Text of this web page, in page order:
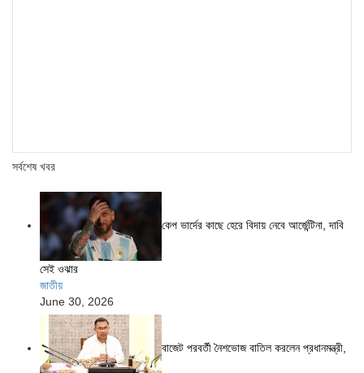
সর্বশেষ খবর
কেপ ভার্দের কাছে হেরে বিদায় নেবে আর্জেন্টিনা, দাবি
সেই ওঝার
জাতীয়
June 30, 2026
বাজেট পরবর্তী নৈশভোজ বাতিল করলেন প্রধানমন্ত্রী,